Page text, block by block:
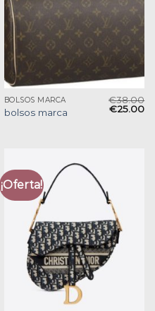
BOLSOS MARCA
bolsos marca
€38.00
€25.00
¡Oferta!